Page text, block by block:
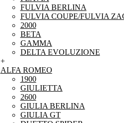
FULVIA BERLINA
FULVIA COUPE/FULVIA
2000
BETA
GAMMA
DELTA EVOLUZIONE
+
ALFA ROMEO
1900
GIULIETTA
2600
GIULIA BERLINA
GIULIA GT